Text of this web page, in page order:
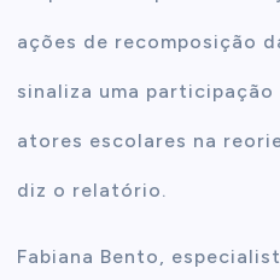
ações de recomposição
sinaliza uma
atores escolares na
diz o relatório.
Fabiana Bento,